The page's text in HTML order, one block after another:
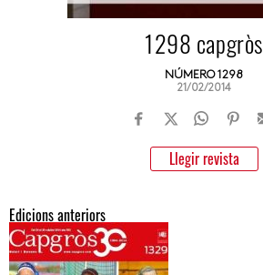
1298 capgròs
NÚMERO 1298
21/02/2014
Llegir revista
Edicions anteriors